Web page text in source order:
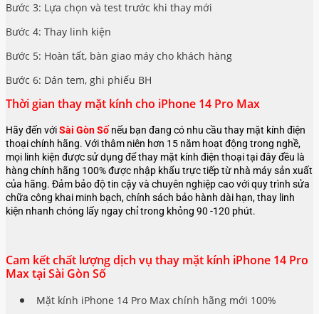
Bước 3: Lựa chọn và test trước khi thay mới
Bước 4: Thay linh kiện
Bước 5: Hoàn tất, bàn giao máy cho khách hàng
Bước 6: Dán tem, ghi phiếu BH
Thời gian thay mặt kính cho iPhone 14 Pro Max
Hãy đến vớiSài Gòn Số nếu bạn đang có nhu cầu thay mặt kính điện
thoại chính hãng. Với thâm niên hơn 15 năm hoạt động trong nghề,
mọi linh kiện được sử dụng để thay mặt kính điện thoại tại đây đều là
hàng chính hãng 100% được nhập khẩu trực tiếp từ nhà máy sản xuất
của hãng. Đảm bảo độ tin cậy và chuyên nghiệp cao với quy trình sửa
chữa công khai minh bạch, chính sách bảo hành dài hạn, thay linh
kiện nhanh chóng lấy ngay chỉ trong khỏng 90 -120 phút.
Cam kết chất lượng dịch vụ thay mặt kính iPhone 14 Pro
Max tại Sài Gòn Số
Mặt kính iPhone 14 Pro Max chính hãng mới 100%